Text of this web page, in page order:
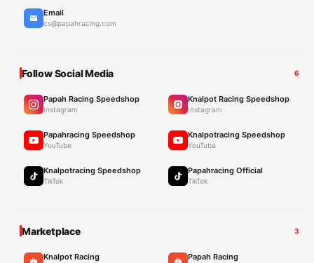
Email
cs@papahracing.com
Follow Social Media 6
Papah Racing Speedshop
Instagram
Knalpot Racing Speedshop
Instagram
Papahracing Speedshop
YouTube
Knalpotracing Speedshop
YouTube
Knalpotracing Speedshop
TikTok
Papahracing Official
TikTok
Marketplace 3
Knalpot Racing Papah Racing